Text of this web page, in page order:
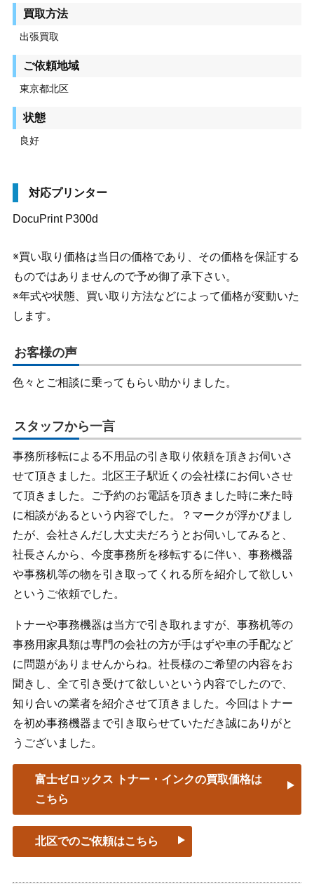
買取方法
出張買取
ご依頼地域
東京都北区
状態
良好
対応プリンター
DocuPrint P300d
※買い取り価格は当日の価格であり、その価格を保証する
ものではありませんので予め御了承下さい。
※年式や状態、買い取り方法などによって価格が変動いた
します。
お客様の声
色々とご相談に乗ってもらい助かりました。
スタッフから一言
事務所移転による不用品の引き取り依頼を頂きお伺いさ
せて頂きました。北区王子駅近くの会社様にお伺いさせ
て頂きました。ご予約のお電話を頂きました時に来た時
に相談があるという内容でした。？マークが浮かびまし
たが、会社さんだし大丈夫だろうとお伺いしてみると、
社長さんから、今度事務所を移転するに伴い、事務機器
や事務机等の物を引き取ってくれる所を紹介して欲しい
というご依頼でした。
トナーや事務機器は当方で引き取れますが、事務机等の
事務用家具類は専門の会社の方が手はずや車の手配など
に問題がありませんからね。社長様のご希望の内容をお
聞きし、全て引き受けて欲しいという内容でしたので、
知り合いの業者を紹介させて頂きました。今回はトナー
を初め事務機器まで引き取らせていただき誠にありがと
うございました。
富士ゼロックス トナー・インクの買取価格は
こちら
北区でのご依頼はこちら